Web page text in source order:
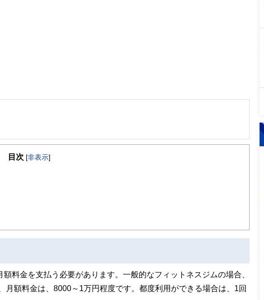
の暮らしにどのような影響を与えるかという視点で、お金の知識がない方でも理解でき
線のコンテンツを追求しています。
護士、税理士、宅地建物取引士、相続診断士、住宅ローンアドバイザー、DCプランナ
スト、キャリアコンサルタントなど150名以上の有資格者を執筆者・監修者として迎
のコンシェルジュを目指します。
目次 [非表示]
料金を支払う必要があります。一般的なフィットネスジムの場合、
額料金は、8000～1万円程度です。都度利用ができる場合は、1回